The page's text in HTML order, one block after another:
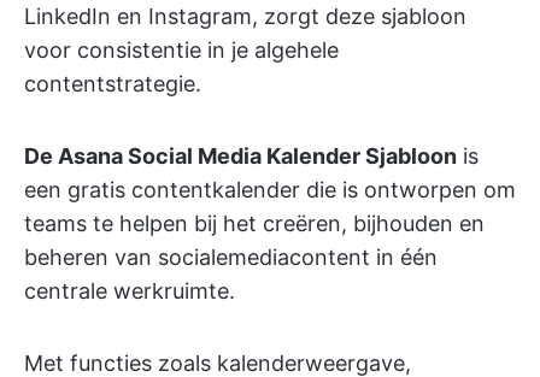
LinkedIn en Instagram, zorgt deze sjabloon
voor consistentie in je algehele
contentstrategie.
De Asana Social Media Kalender Sjabloon is
een gratis contentkalender die is ontworpen om
teams te helpen bij het creëren, bijhouden en
beheren van socialemediacontent in één
centrale werkruimte.
Met functies zoals kalenderweergave,